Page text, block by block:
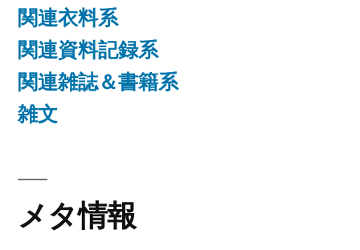
関連衣料系
関連資料記録系
関連雑誌＆書籍系
雑文
メタ情報